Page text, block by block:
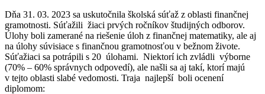
Dňa 31. 03. 2023 sa uskutočnila školská súťaž z oblasti finančnej
gramotnosti. Súťažili žiaci prvých ročníkov študijných odborov.
Úlohy boli zamerané na riešenie úloh z finančnej matematiky, ale aj
na úlohy súvisiace s finančnou gramotnosťou v bežnom živote.
Súťažiaci sa potrápili s 20 úlohami. Niektorí ich zvládli výborne
(70% – 60% správnych odpovedí), ale našli sa aj takí, ktorí majú
v tejto oblasti slabé vedomosti. Traja najlepší boli ocenení
diplomom: